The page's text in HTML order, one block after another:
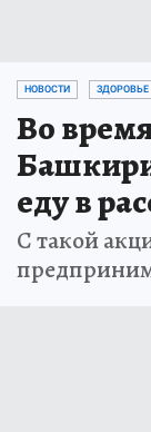
НОВОСТИ ЗДОРОВЬЕ
Во
еду в
С такой